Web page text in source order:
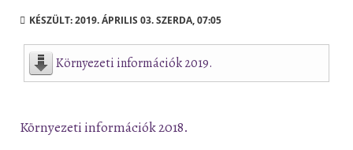
KÉSZÜLT: 2019. ÁPRILIS 03. SZERDA, 07:05
Környezeti információk 2019.
Környezeti információk 2018.